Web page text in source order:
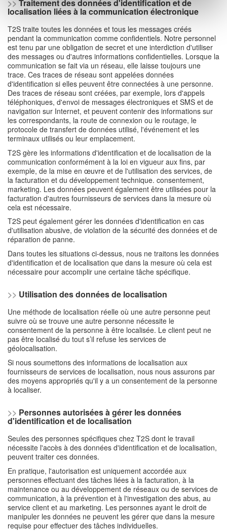
>> Traitement des données d'identification et de
localisation liées à la communication électronique
T2S traite toutes les données et tous les messages créés
pendant la communication comme confidentiels. Notre personnel
est tenu par une obligation de secret et une interdiction d'utiliser
des messages ou d'autres informations confidentielles. Lorsque la
communication se fait via un réseau, elle laisse toujours une
trace. Ces traces de réseau sont appelées données
d'identification si elles peuvent être connectées à une personne.
Des traces de réseau sont créées, par exemple, lors d'appels
téléphoniques, d'envoi de messages électroniques et SMS et de
navigation sur Internet, et peuvent contenir des informations sur
les correspondants, la route de connexion ou le routage, le
protocole de transfert de données utilisé, l'événement et les
terminaux utilisés ou leur emplacement.
T2S gère les informations d'identification et de localisation de la
communication conformément à la loi en vigueur aux fins, par
exemple, de la mise en œuvre et de l'utilisation des services, de
la facturation et du développement technique. consentement,
marketing. Les données peuvent également être utilisées pour la
facturation d'autres fournisseurs de services dans la mesure où
cela est nécessaire.
T2S peut également gérer les données d'identification en cas
d'utilisation abusive, de violation de la sécurité des données et de
réparation de panne.
Dans toutes les situations ci-dessus, nous ne traitons les données
d'identification et de localisation que dans la mesure où cela est
nécessaire pour accomplir une certaine tâche spécifique.
>> Utilisation des données de localisation
Une méthode de localisation réelle où une autre personne peut
suivre où se trouve une autre personne nécessite le
consentement de la personne à être localisée. Le client peut ne
pas être localisé du tout s’il refuse les services de
géolocalisation.
Si nous soumettons des informations de localisation aux
fournisseurs de services de localisation, nous nous assurons par
des moyens appropriés qu'il y a un consentement de la personne
à localiser.
>> Personnes autorisées à gérer les données
d'identification et de localisation
Seules des personnes spécifiques chez T2S dont le travail
nécessite l'accès à des données d'identification et de localisation,
peuvent traiter ces données.
En pratique, l'autorisation est uniquement accordée aux
personnes effectuant des tâches liées à la facturation, à la
maintenance ou au développement de réseaux ou de services de
communication, à la prévention et à l'investigation des abus, au
service client et au marketing. Les personnes ayant le droit de
manipuler les données ne peuvent les gérer que dans la mesure
requise pour effectuer des tâches individuelles.